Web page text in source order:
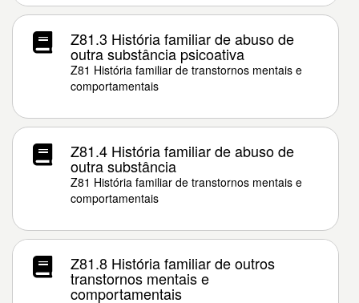
Z81.3 História familiar de abuso de
outra substância psicoativa
Z81 História familiar de transtornos mentais e
comportamentais
Z81.4 História familiar de abuso de
outra substância
Z81 História familiar de transtornos mentais e
comportamentais
Z81.8 História familiar de outros
transtornos mentais e
comportamentais